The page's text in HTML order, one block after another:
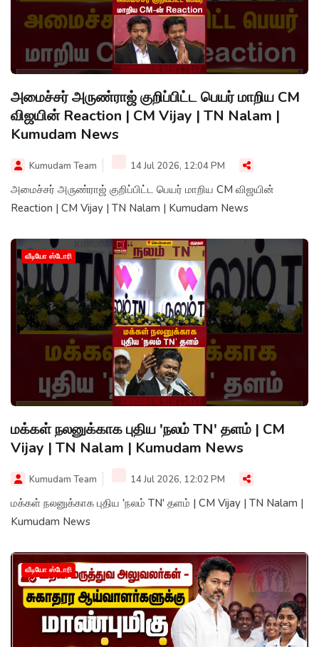
அமைச்சர் அருண்ராஜ் குறிப்பிட்ட பெயர் மாறிய CM
விஜயின் Reaction | CM Vijay | TN Nalam |
Kumudam News
Kumudam Team 14 Jul 2026, 12:04 PM
அமைச்சர் அருண்ராஜ் குறிப்பிட்ட பெயர் மாறிய CM விஜயின்
Reaction | CM Vijay | TN Nalam | Kumudam News
வீடியோ ஸ்டோரி
மக்கள் நலனுக்காக புதிய 'நலம் TN' தளம் | CM
Vijay | TN Nalam | Kumudam News
Kumudam Team 14 Jul 2026, 12:02 PM
மக்கள் நலனுக்காக புதிய 'நலம் TN' தளம் | CM Vijay | TN Nalam |
Kumudam News
வீடியோ ஸ்டோரி